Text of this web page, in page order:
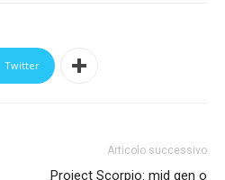
Twitter
Articolo successivo
Project Scorpio: mid gen o